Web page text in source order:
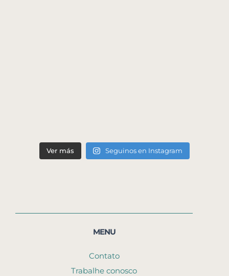
Ver más Seguinos en Instagram
MENU
Contato
Trabalhe conosco